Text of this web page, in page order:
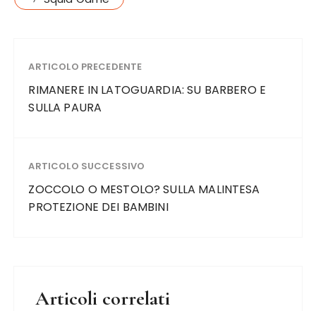
ARTICOLO PRECEDENTE
RIMANERE IN LATOGUARDIA: SU BARBERO E
SULLA PAURA
ARTICOLO SUCCESSIVO
ZOCCOLO O MESTOLO? SULLA MALINTESA
PROTEZIONE DEI BAMBINI
Articoli correlati